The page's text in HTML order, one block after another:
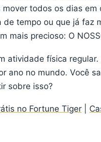
todos os dias em
de tempo ou que já faz
mais precioso: O
atividade física
ano no mundo. Você
sobre isso?
no Fortune Tiger